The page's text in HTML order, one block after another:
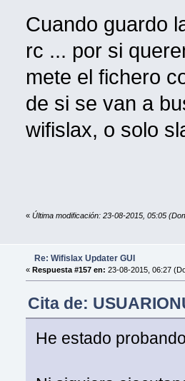
Cuando guardo
rc ... por si
mete el fichero
de si se van a
wifislax, o solo
« Última modificación: 23-08-2015, 05:05
Re: Wifislax Updater GUI
« Respuesta #157 en: 23-08-2015, 06:27
Cita de:
He estado